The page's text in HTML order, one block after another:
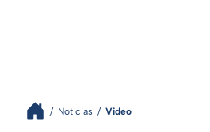
Noticias Video